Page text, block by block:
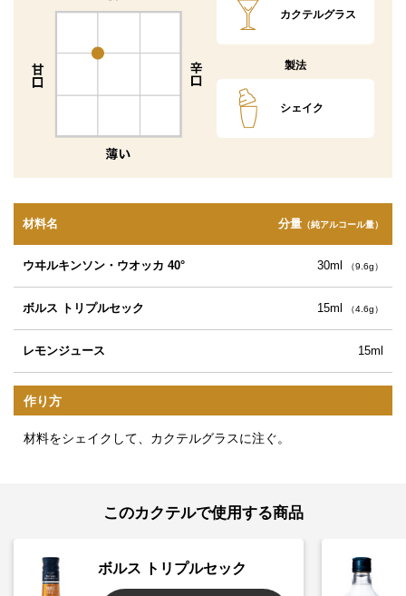
カクテルグラス
製法
シェイク
材料名 分量（純アルコール量）
ウヰルキンソン・ウオッカ 40° 30ml （9.6g）
ボルス トリプルセック 15ml （4.6g）
レモンジュース 15ml
作り方
材料をシェイクして、カクテルグラスに注ぐ。
このカクテルで使用する商品
ボルス トリプルセック